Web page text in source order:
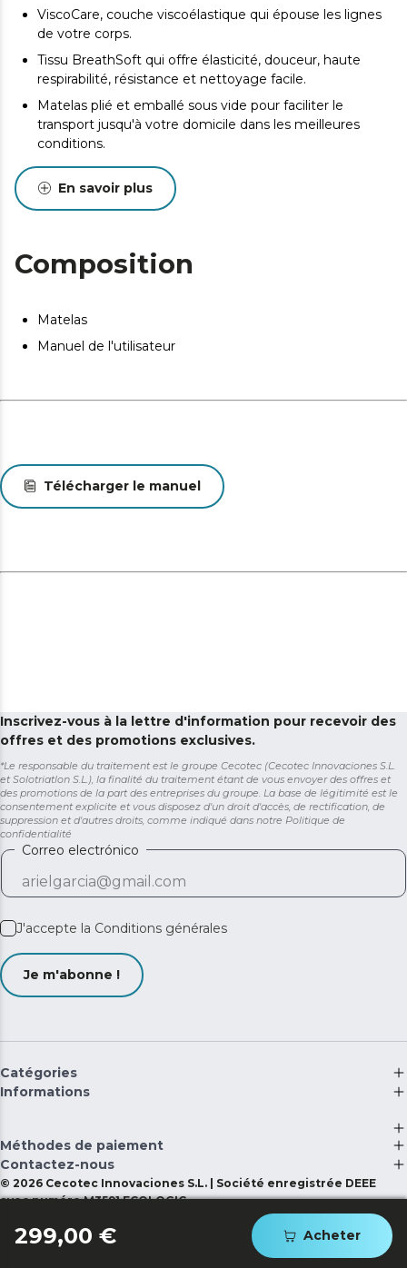
299,00 € Acheter
ViscoCare, couche viscoélastique qui épouse les lignes
de votre corps.
Tissu BreathSoft qui offre élasticité, douceur, haute
respirabilité, résistance et nettoyage facile.
Matelas plié et emballé sous vide pour faciliter le
transport jusqu'à votre domicile dans les meilleures
conditions.
La composition du matelas prévient l'apparition
d'acariens, de bactéries et de champignons.
En savoir plus
Composition
Matelas
Manuel de l'utilisateur
Télécharger le manuel
Inscrivez-vous à la lettre d'information pour recevoir des
offres et des promotions exclusives.
*Le responsable du traitement est le groupe Cecotec (Cecotec Innovaciones S.L.
et Solotriatlon S.L.), la finalité du traitement étant de vous envoyer des offres et
des promotions de la part des entreprises du groupe. La base de légitimité est le
consentement explicite et vous disposez d'un droit d'accès, de rectification, de
suppression et d'autres droits, comme indiqué dans notre Politique de
confidentialité
Correo electrónico
J'accepte la Conditions générales
Je m'abonne !
Catégories
Informations
Méthodes de paiement
Contactez-nous
© 2026 Cecotec Innovaciones S.L. | Société enregistrée DEEE
avec numéro M3591 ECOLOGIC